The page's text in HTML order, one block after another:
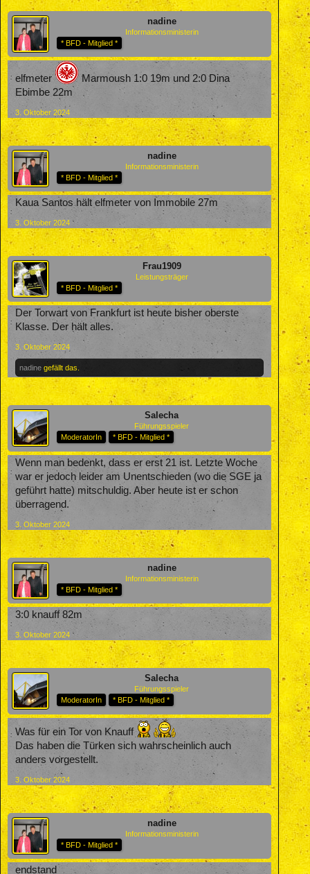
nadine
Informationsministerin
* BFD - Mitglied *
elfmeter
Marmoush 1:0 19m und 2:0 Dina
Ebimbe 22m
3. Oktober 2024
nadine
Informationsministerin
* BFD - Mitglied *
Kaua Santos hält elfmeter von Immobile 27m
3. Oktober 2024
Frau1909
Leistungsträger
* BFD - Mitglied *
Der Torwart von Frankfurt ist heute bisher oberste
Klasse. Der hält alles.
3. Oktober 2024
nadine gefällt das.
Salecha
Führungsspieler
ModeratorIn
* BFD - Mitglied *
Wenn man bedenkt, dass er erst 21 ist. Letzte Woche
war er jedoch leider am Unentschieden (wo die SGE ja
geführt hatte) mitschuldig. Aber heute ist er schon
überragend.
3. Oktober 2024
nadine
Informationsministerin
* BFD - Mitglied *
3:0 knauff 82m
3. Oktober 2024
Salecha
Führungsspieler
ModeratorIn
* BFD - Mitglied *
Was für ein Tor von Knauff
Das haben die Türken sich wahrscheinlich auch
anders vorgestellt.
3. Oktober 2024
nadine
Informationsministerin
* BFD - Mitglied *
endstand